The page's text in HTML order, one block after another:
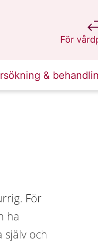
För
på
&
För
ha
själv och